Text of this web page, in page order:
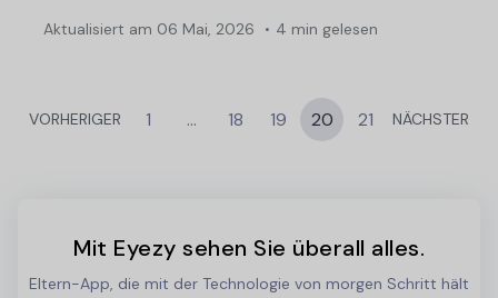
Aktualisiert am 06 Mai, 2026 4 min gelesen
VORHERIGER 1 ... 18 19 20 21 NÄCHSTER
Mit Eyezy sehen Sie überall alles.
Eltern-App, die mit der Technologie von morgen Schritt hält